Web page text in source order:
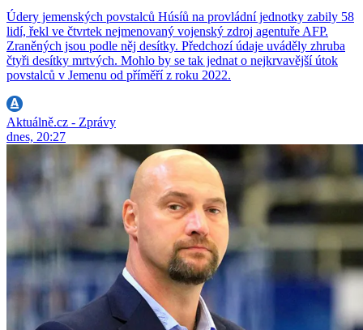
Údery jemenských povstalců Húsíů na provládní jednotky zabily 58
lidí, řekl ve čtvrtek nejmenovaný vojenský zdroj agentuře AFP.
Zraněných jsou podle něj desítky. Předchozí údaje uváděly zhruba
čtyři desítky mrtvých. Mohlo by se tak jednat o nejkrvavější útok
povstalců v Jemenu od příměří z roku 2022.
Aktuálně.cz - Zprávy
dnes, 20:27